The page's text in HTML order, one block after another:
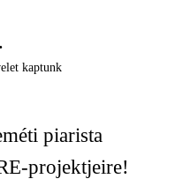
kaptunk
piarista
projektjeire!